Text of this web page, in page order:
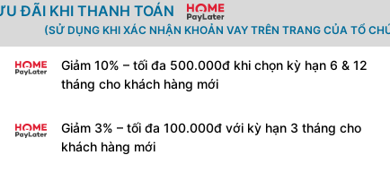
ĐÃI KHI THANH TOÁN
(SỬ DỤNG KHI XÁC NHẬN KHOẢN VAY TRÊN TRANG CỦA TỔ
Giảm 10% – tối đa 500.000đ khi chọn kỳ hạn 6 & 12
tháng cho khách hàng mới
Giảm 3% – tối đa 100.000đ với kỳ hạn 3 tháng cho
khách hàng mới